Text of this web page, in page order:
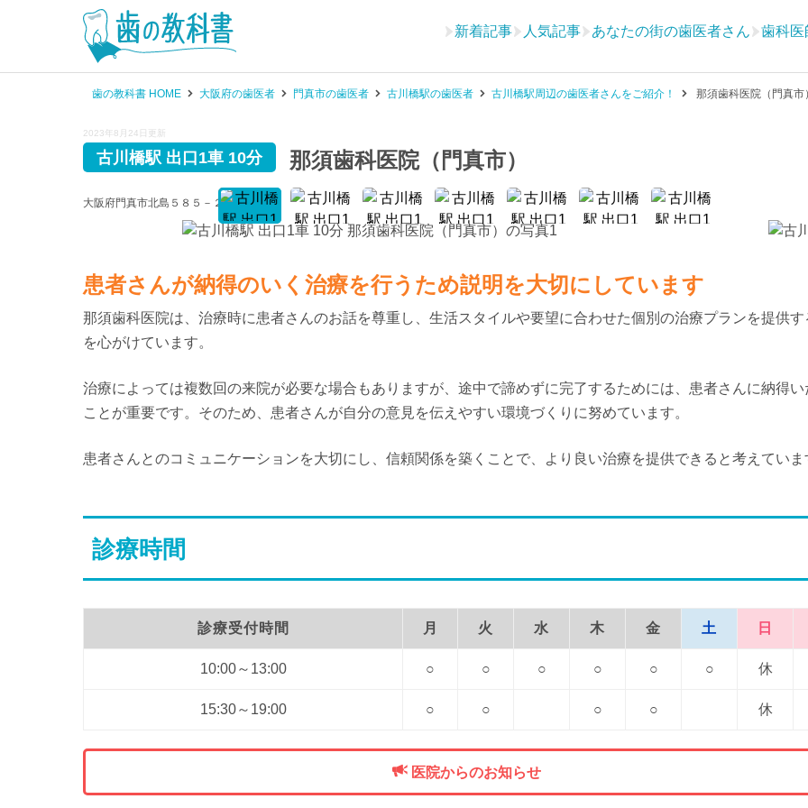
新着記事 人気記事 あなたの街の歯医者さん 歯科医
歯の教科書 HOME 大阪府の歯医者 門真市の歯医者 古川橋駅の歯医者 古川橋駅周辺の歯医者さんをご紹介！ 那須歯科医院（門真市）
2023年8月24日更新
那須歯科医院（門真市）
古川橋駅 出口1車 10分
大阪府門真市北島５８５－２２ 〔 地図〕
患者さんが納得のいく治療を行うため説明を大切にしています
那須歯科医院は、治療時に患者さんのお話を尊重し、生活スタイルや要望に合わせた個別の治療プランを提供す
を心がけています。
治療によっては複数回の来院が必要な場合もありますが、途中で諦めずに完了するためには、患者さんに納得い
ことが重要です。そのため、患者さんが自分の意見を伝えやすい環境づくりに努めています。
患者さんとのコミュニケーションを大切にし、信頼関係を築くことで、より良い治療を提供できると考えていま
診療時間
診療受付時間 月 火 水 木 金 土 日
10:00～13:00 ○ ○ ○ ○ ○ ○ 休
15:30～19:00 ○ ○ ○ ○ 休
医院からのお知らせ